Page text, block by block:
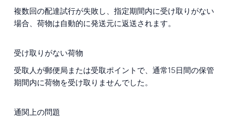
複数回の配達試行が失敗し、指定期間内に受け取りがない
場合、荷物は自動的に発送元に返送されます。
受け取りがない荷物
受取人が郵便局または受取ポイントで、通常15日間の保管
期間内に荷物を受け取りませんでした。
通関上の問題